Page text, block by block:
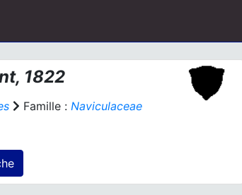
1822
Famille : Naviculaceae
sur cette fiche